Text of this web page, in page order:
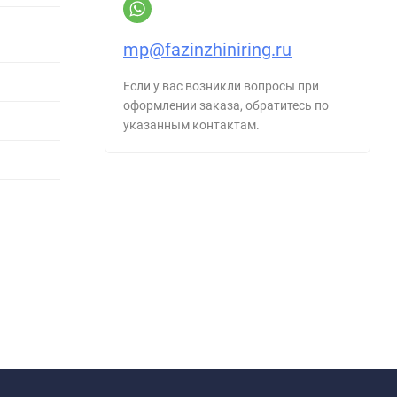
mp@fazinzhiniring.ru
Если у вас возникли вопросы при
оформлении заказа, обратитесь по
указанным контактам.